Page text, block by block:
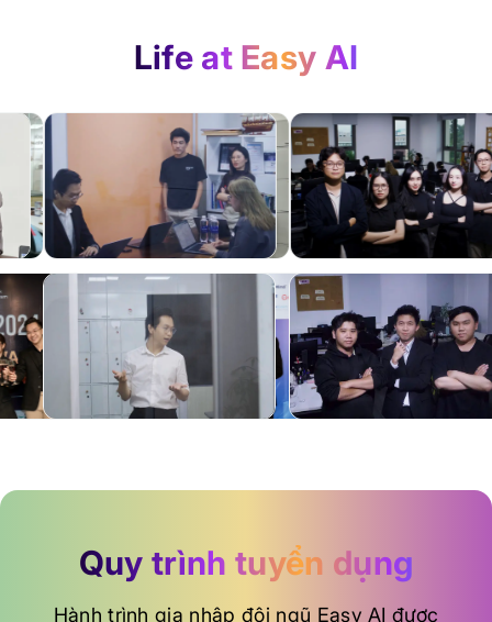
Life at Easy AI
Quy trình tuyển dụng
Hành trình gia nhập đội ngũ Easy AI được